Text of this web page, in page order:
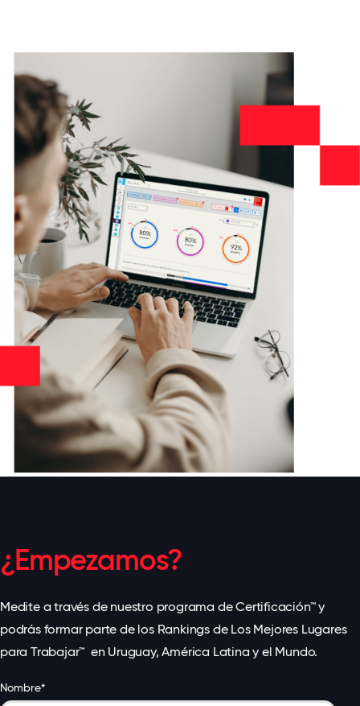
¿Empezamos?
Medite a través de nuestro programa deCertificación™ y
podrás formar parte de los Rankings de Los Mejores Lugares
para Trabajar™ en Uruguay, América Latina y el Mundo.
Nombre*